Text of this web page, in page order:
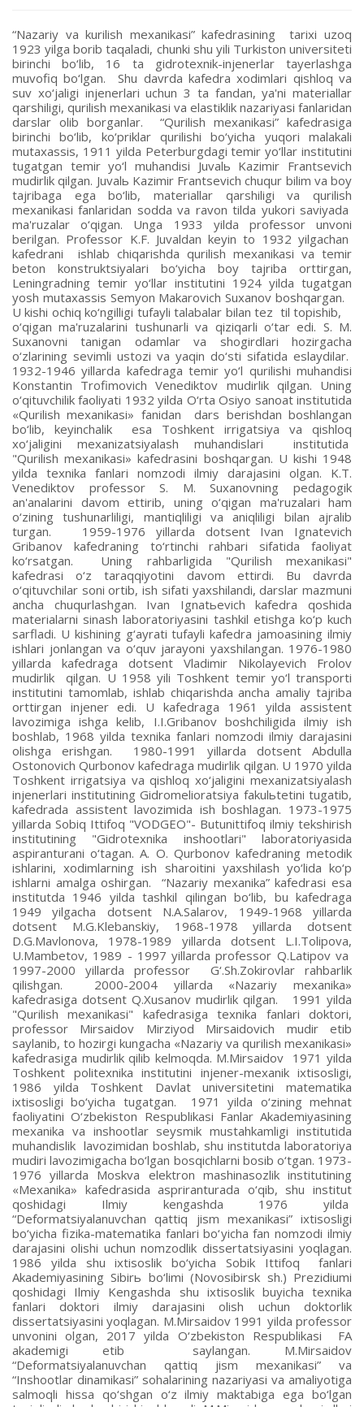
“Nazariy va kurilish mexanikasi” kafedrasining tarixi uzoq 1923 yilga borib taqaladi, chunki shu yili Turkiston universiteti birinchi bo‘lib, 16 ta gidrotexnik-injenerlar tayerlashga muvofiq bo‘lgan. Shu davrda kafedra xodimlari qishloq va suv xo‘jaligi injenerlari uchun 3 ta fandan, ya'ni materiallar qarshiligi, qurilish mexanikasi va elastiklik nazariyasi fanlaridan darslar olib borganlar. “Qurilish mexanikasi” kafedrasiga birinchi bo‘lib, ko‘priklar qurilishi bo‘yicha yuqori malakali mutaxassis, 1911 yilda Peterburgdagi temir yo‘llar institutini tugatgan temir yo‘l muhandisi Juvalь Kazimir Frantsevich mudirlik qilgan. Juvalь Kazimir Frantsevich chuqur bilim va boy tajribaga ega bo‘lib, materiallar qarshiligi va qurilish mexanikasi fanlaridan sodda va ravon tilda yukori saviyada ma'ruzalar o‘qigan. Unga 1933 yilda professor unvoni berilgan. Professor K.F. Juvaldan keyin to 1932 yilgachan kafedrani ishlab chiqarishda qurilish mexanikasi va temir beton konstruktsiyalari bo‘yicha boy tajriba orttirgan, Leningradning temir yo‘llar institutini 1924 yilda tugatgan yosh mutaxassis Semyon Makarovich Suxanov boshqargan. U kishi ochiq ko‘ngilligi tufayli talabalar bilan tez til topishib, o‘qigan ma'ruzalarini tushunarli va qiziqarli o‘tar edi. S. M. Suxanovni tanigan odamlar va shogirdlari hozirgacha o‘zlarining sevimli ustozi va yaqin do‘sti sifatida eslaydilar. 1932-1946 yillarda kafedraga temir yo‘l qurilishi muhandisi Konstantin Trofimovich Venediktov mudirlik qilgan. Uning o‘qituvchilik faoliyati 1932 yilda O‘rta Osiyo sanoat institutida «Qurilish mexanikasi» fanidan dars berishdan boshlangan bo‘lib, keyinchalik esa Toshkent irrigatsiya va qishloq xo‘jaligini mexanizatsiyalash muhandislari institutida "Qurilish mexanikasi» kafedrasini boshqargan. U kishi 1948 yilda texnika fanlari nomzodi ilmiy darajasini olgan. K.T. Venediktov professor S. M. Suxanovning pedagogik an'analarini davom ettirib, uning o‘qigan ma'ruzalari ham o‘zining tushunarliligi, mantiqliligi va aniqliligi bilan ajralib turgan. 1959-1976 yillarda dotsent Ivan Ignatevich Gribanov kafedraning to‘rtinchi rahbari sifatida faoliyat ko‘rsatgan. Uning rahbarligida "Qurilish mexanikasi" kafedrasi o‘z taraqqiyotini davom ettirdi. Bu davrda o‘qituvchilar soni ortib, ish sifati yaxshilandi, darslar mazmuni ancha chuqurlashgan. Ivan Ignatьevich kafedra qoshida materialarni sinash laboratoriyasini tashkil etishga ko‘p kuch sarfladi. U kishining g‘ayrati tufayli kafedra jamoasining ilmiy ishlari jonlangan va o‘quv jarayoni yaxshilangan. 1976-1980 yillarda kafedraga dotsent Vladimir Nikolayevich Frolov mudirlik qilgan. U 1958 yili Toshkent temir yo‘l transporti institutini tamomlab, ishlab chiqarishda ancha amaliy tajriba orttirgan injener edi. U kafedraga 1961 yilda assistent lavozimiga ishga kelib, I.I.Gribanov boshchiligida ilmiy ish boshlab, 1968 yilda texnika fanlari nomzodi ilmiy darajasini olishga erishgan. 1980-1991 yillarda dotsent Abdulla Ostonovich Qurbonov kafedraga mudirlik qilgan. U 1970 yilda Toshkent irrigatsiya va qishloq xo‘jaligini mexanizatsiyalash injenerlari institutining Gidromelioratsiya fakulьtetini tugatib, kafedrada assistent lavozimida ish boshlagan. 1973-1975 yillarda Sobiq Ittifoq "VODGEO"- Butunittifoq ilmiy tekshirish institutining "Gidrotexnika inshootlari" laboratoriyasida aspiranturani o‘tagan. A. O. Qurbonov kafedraning metodik ishlarini, xodimlarning ish sharoitini yaxshilash yo‘lida ko‘p ishlarni amalga oshirgan. “Nazariy mexanika” kafedrasi esa institutda 1946 yilda tashkil qilingan bo‘lib, bu kafedraga 1949 yilgacha dotsent N.A.Salarov, 1949-1968 yillarda dotsent M.G.Klebanskiy, 1968-1978 yillarda dotsent D.G.Mavlonova, 1978-1989 yillarda dotsent L.I.Tolipova, U.Mambetov, 1989 - 1997 yillarda professor Q.Latipov va 1997-2000 yillarda professor G‘.Sh.Zokirovlar rahbarlik qilishgan. 2000-2004 yillarda «Nazariy mexanika» kafedrasiga dotsent Q.Xusanov mudirlik qilgan. 1991 yilda "Qurilish mexanikasi" kafedrasiga texnika fanlari doktori, professor Mirsaidov Mirziyod Mirsaidovich mudir etib saylanib, to hozirgi kungacha «Nazariy va qurilish mexanikasi» kafedrasiga mudirlik qilib kelmoqda. M.Mirsaidov 1971 yilda Toshkent politexnika institutini injener-mexanik ixtisosligi, 1986 yilda Toshkent Davlat universitetini matematika ixtisosligi bo‘yicha tugatgan. 1971 yilda o‘zining mehnat faoliyatini O‘zbekiston Respublikasi Fanlar Akademiyasining mexanika va inshootlar seysmik mustahkamligi institutida muhandislik lavozimidan boshlab, shu institutda laboratoriya mudiri lavozimigacha bo‘lgan bosqichlarni bosib o‘tgan. 1973-1976 yillarda Moskva elektron mashinasozlik institutining «Mexanika» kafedrasida aspriranturada o‘qib, shu institut qoshidagi Ilmiy kengashda 1976 yilda “Deformatsiyalanuvchan qattiq jism mexanikasi” ixtisosligi bo‘yicha fizika-matematika fanlari bo‘yicha fan nomzodi ilmiy darajasini olishi uchun nomzodlik dissertatsiyasini yoqlagan. 1986 yilda shu ixtisoslik bo‘yicha Sobik Ittifoq fanlari Akademiyasining Sibirь bo‘limi (Novosibirsk sh.) Prezidiumi qoshidagi Ilmiy Kengashda shu ixtisoslik buyicha texnika fanlari doktori ilmiy darajasini olish uchun doktorlik dissertatsiyasini yoqlagan. M.Mirsaidov 1991 yilda professor unvonini olgan, 2017 yilda O‘zbekiston Respublikasi FA akademigi etib saylangan. M.Mirsaidov “Deformatsiyalanuvchan qattiq jism mexanikasi” va “Inshootlar dinamikasi” sohalarining nazariyasi va amaliyotiga salmoqli hissa qo‘shgan o‘z ilmiy maktabiga ega bo‘lgan taniqli olimlardan biri hisoblanadi. M.Mirsaidov va shogirdlari tomonidan ”Deformatsiyalanuvchan qattiq jism mexanikasi” va “Gidrotexnika inshootlar dinamikasi” yo‘nalishlari bo‘yicha olingan ilmiy natijalar, ishlab chiqilgan nazariya va uslublar mexanika fanida katta ilmiy ahamiyatga ega bo‘lgan ko‘p istiqbolli yangi ilmiy yo‘nalishlarning asosini tashkil qiladi. M.Mirsaidovning ilmiy rahbarligida 17 ta fan nomzodi, 4 ta fan doktori tayyorlangan va ular hozirgi kunda Respublikamizning turli sohalarida faoliyat ko‘rsatib kelmoqdalar. Shu bilan birga M.Mirsaidov o‘z shogirdlari bilan birga 7 ta monografiya, 17 ta darslik va o‘quv qo‘llanmalar, 400 dan ortiq maqolalar chop qilib 40 dan ortiq avtorlik guvohnomalarining muallifi xisoblanadi. Kafedrada olib borilgan ilmiy ish natijalari bo‘yicha 40 dan ortiq ilmiy maqolalar chet ellarda (AQSh, Yaponiya, Singapur, Italiya, Avstriya, Vьetnam, Braziliya, Portugaliya, Xorvatiya, Serbiya, Rossiya, Ukraina davlatlarida) impakt faktori yuqori bo‘lgan jurnallarda, Scopus bazasi ro‘yxatiga kirgan konferentsiya materiallarida ingliz tilida chop qilingan. Chop qilingan darslik va o‘quv qo‘llanmalarning 3 tasi har xil yillarda Respublikada “Eng yaxshi darslik”, “Eng yaxshi o‘quv qo‘llanma” deb tan olingan. 6 ta darslik va o‘quv qo‘llanmalar Qozog‘iston Respublikasida qozoq tiliga tarjima qilingan. Kafedra professor-o‘qituvchilari tomonidan ishlab chiqilgan ilmiy ishlanmalar kafedrada chop qilingan darslik va o‘quv qo‘llanmalarga kiritilgan. “Nazariy va qurilish mexanikasi» kafedrasi o‘qituvchilari tomonidan doimiy ravishda davlat byudjeti va grantlar asosida fundamental va amaliy tadqiqotlar bo‘yicha ilmiy tadkikot ishlari bajarib kelinmokda. Hozirgi kunda kafedrada O‘zbekiston Respublikasi Vazirlar mahkamasi huzuridagi Seysmologiya, inshootlarning seysmik mustahkamligi va seysmik xavfsizlikni ta'minlash sohasini qo‘llab quvvatlash jamg‘armasi tomonidan moliyalashtirilgan, 2022-2023 yilllarda bajarilishi belgilangan №29/2022-sonli “Gruntli to‘g‘onlarning zilzilabardoshligini to‘g‘on tanasi bo‘yicha tarqaladigan noturg‘un filьtratsiya jarayonini hisobga olgan holda baholash” mavzusidagi amaliy, O‘zbekiston Respublikasi Innovatsion rivojlanish vazirligi bilan tuzilgan, 2021-2026 yilarda bajarilishi belgilangan №FZ-20200929327-sonli “Gruntning namlanganlik va chiziqsiz filьtratsiyani hisobga olgan holda gruntli to‘g‘onlarning mustahkamlik ishonchliligini baholash nazariyasi va usulini ishlab chiqish” mavzusidagi fundamental grant loyihalar buyicha ilmiy tadqiqot ishlari olib borilmokda. 2020-2021 o‘quv yilidan boshlab kafedra qoshida “Mexanika va matematik modellashtirish” bakalavriatura yo‘nalishi bo‘yicha oliy ma'lumotli kadrlar tayyorlash boshlandi. 2021 yilda kafedra yangi ilmiy va o‘quv laboratoriya jihozlarini olib ishga tushirishdi. Shu bilan birga kafedra qoshida “Mexanika va matematik modellashtirish” nomli zamonaviy kompьyuterlar va axborot-kommunikatsion texnologiyalari bilan jihozlangan o‘quv-laboratoriya xonasi tashkil qilindi. Kafedraning shu darajaga yetishida, ya'ni mustaqil Respublikamiz uchun yetuk injener, bakalavr va magistr kadrlarni tayyorlashda kafedrada uzoq vaqtlar davomida quyidagi o‘qituvchilar, ya'ni professor V.N.Punagin va dotsentlar A.M.Godovannikov, V.N.Frolov, K.Yu.Yusupov, V.N.Manin, D.G.Mavlonova, L.I.Boymurodova, M.Karimova, B. Atajanov, I.Shulьgina, N.V.Xasanovalar, katta o‘qituvchilar A.A.Tolkodubova, L.I.Osipova, L.X. Mamasheva, F.M.Gaynulina, N.P. Kuzьmina, K.I.Malыshev, G.V.Broun, M.R. Mansurova, F.Ziyaevlar va assistentlar T. P. Kotova, I.A.Shalь fidoyilik ko‘rsatib mehnat qilishganini alohida ta'kidlab o‘tishni lozim deb hisoblaymiz. Hozirgi kunda kafedrada t.f.d., prof. T.M.Mavlonov, t.f.d., prof T.Z.Sultanov, f.-m.f.d., prof. K.S.Sultanov, t.f.d., prof. A.A.Abduvaliyev, f.-m.f.n, dots. Q.Xusanov, PhD, dots.B.Sh.Yuldoshev, t.f.n., dots. Sh.Xudoynazarov, f.-m.f.n., dots. A.N.Ishmatov, dots. E.S.Toshmatov, dots. J.A.Yarashov, k.o‘q. B.Urinov, ass. I.Hazratqulovlar bakalavr va magistrlarni tayyorlashda faol mehnat qilib kelishmoqda. 2021 yilda kafedraning 2 ta o‘kituvchisi J.Yarashev va E.Toshmatovlar PhD ilmiy darajasini olish uchun o‘z dissertatsiyalarini himoya qilishdi. Hozirgi kunda kafedra qoshida 7 ta tayanch doktorantlar (D.Jurayev, Q.Turajonov, S.Xamidov, Z.Urazmuxamedova, O. Vafoyeva, A. Nu'monov, M. Berdiyevlar) PhD dissertatsiyalari ustida ilmiy ish olib borishmokdalar. 2022 yilda GTQ fakulьteti 207-guruh talabas